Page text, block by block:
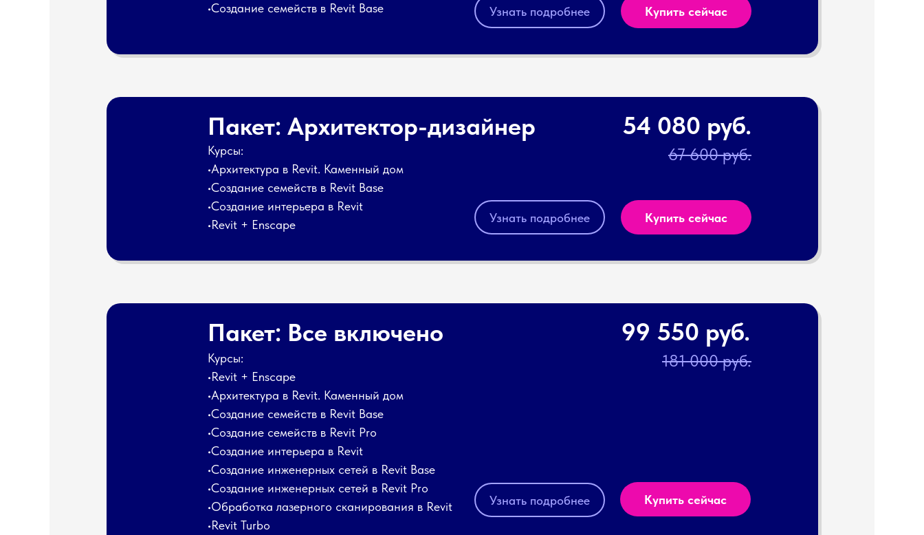
•Создание семейств в Revit Base
Купить сейчас
Узнать подробнее
Курсы:
•Архитектура в Revit. Каменный дом
•Создание семейств в Revit Base
•Создание интерьера в Revit
•Revit + Enscape
Купить сейчас
Пакет: Архитектор-дизайнер 54 080 руб.
Узнать подробнее
67 600 руб.
Курсы:
•Revit + Enscape
•Архитектура в Revit. Каменный дом
•Создание семейств в Revit Base
•Создание семейств в Revit Pro
•Создание интерьера в Revit
•Создание инженерных сетей в Revit Base
•Создание инженерных сетей в Revit Pro
•Обработка лазерного сканирования в Revit
•Revit Turbo
Купить сейчас
Пакет: Все включено 99 550 руб.
181 000 руб.
Узнать подробнее